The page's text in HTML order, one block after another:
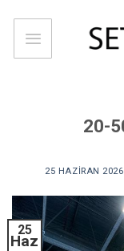
20-
25 HAZIRAN 2026
25
Haz